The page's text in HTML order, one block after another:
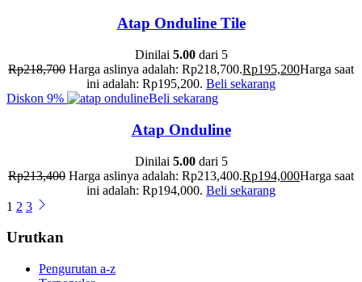
Atap Onduline Tile
Dinilai 5.00dari 5
Rp218,700 Harga aslinya adalah: Rp218,700.Rp195,200Harga saat
ini adalah: Rp195,200. Beli sekarang
Diskon 9% Beli sekarang
Atap Onduline
Dinilai 5.00dari 5
Rp213,400 Harga aslinya adalah: Rp213,400.Rp194,000Harga saat
ini adalah: Rp194,000. Beli sekarang
1 2 3
Urutkan
Pengurutan a-z